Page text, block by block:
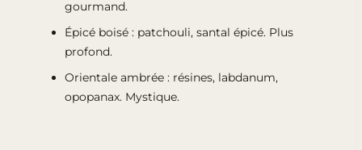
gourmand.
Épicé boisé : patchouli, santal épicé. Plus
profond.
Orientale ambrée : résines, labdanum,
opopanax. Mystique.